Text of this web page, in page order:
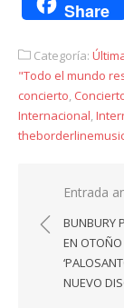
Share
Categoría:
"Todo el mundo
concierto,
Internacional,
de
entradas
Entrada
BUNBURY
EN OTOÑO
NUEVO